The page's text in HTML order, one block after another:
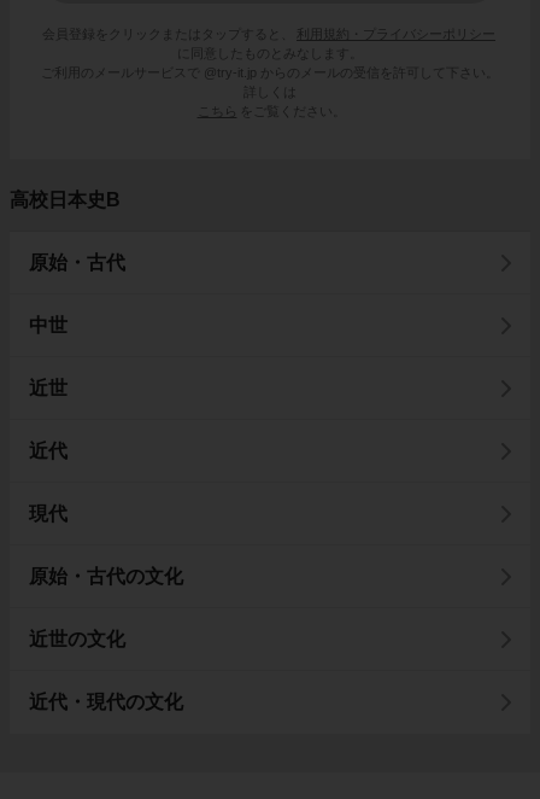
会員登録をクリックまたはタップすると、
利用規約・プライバシーポリシー
に同意したものとみなします。
ご利用のメールサービスで @try-it.jp からのメールの受信を許可して下さい。
詳しくは
こちら
をご覧ください。
高校日本史B
原始・古代
中世
近世
近代
現代
原始・古代の文化
近世の文化
近代・現代の文化